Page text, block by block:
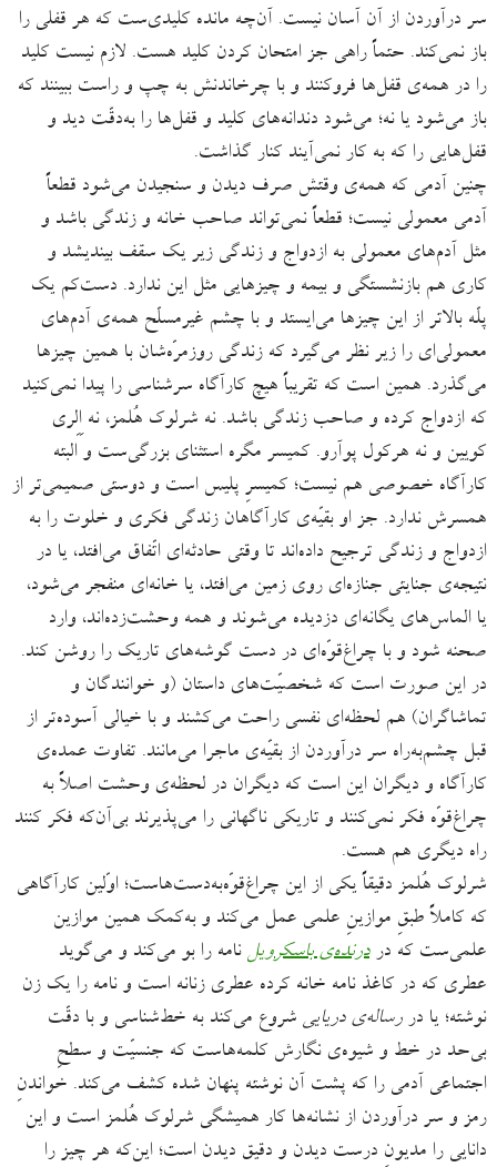
سر درآوردن از آن آسان نیست. آن‌چه مانده کلیدی‌ست که هر قفلی را
باز نمی‌کند. حتماً راهی جز امتحان کردن کلید هست. لازم نیست کلید
را در همه‌ی قفل‌ها فروکنند و با چرخاندنش به چپ و راست ببینند که
باز می‌شود یا نه؛ می‌شود دندانه‌های کلید و قفل‌ها را به‌دقّت دید و
قفل‌هایی را که به کار نمی‌آیند کنار گذاشت.
چنین آدمی که همه‌ی وقتش صرف دیدن و سنجیدن می‌شود قطعاً
آدمی معمولی نیست؛ قطعاً نمی‌تواند صاحب خانه و زندگی باشد و
مثل آدم‌های معمولی به ازدواج و زندگی زیر یک سقف بیندیشد و
کاری هم بازنشستگی و بیمه و چیزهایی مثل این ندارد. دست‌کم یک
پلّه بالاتر از این‌ چیزها می‌ایستد و با چشم غیرمسلّح همه‌ی آدم‌های
معمولی‌ای را زیر نظر می‌گیرد که زندگی روزمرّه‌شان با همین چیزها
می‌گذرد. همین است که تقریباً هیچ کارآگاه سرشناسی را پیدا نمی‌کنید
که ازدواج کرده و صاحب زندگی باشد. نه شرلوک هُلمز، نه اِلِری
کویین و نه هرکول پوآرو. کمیسر مگره استثنای بزرگی‌ست و البته
کارآگاه خصوصی هم نیست؛ کمیسرِ پلیس است و دوستی صمیمی‌تر از
همسرش ندارد. جز او بقیّه‌ی کارآگاهان زندگی فکری و خلوت را به
ازدواج و زندگی ترجیح داده‌اند تا وقتی حادثه‌ای اتّفاق می‌افتد، یا در
نتیجه‌ی جنایتی جنازه‌ای روی زمین می‌افتد، یا خانه‌ای منفجر می‌شود،
یا الماس‌های یگانه‌ای دزدیده می‌شوند و همه وحشت‌زده‌اند، وارد
صحنه شود و با چراغ‌قوّه‌ای در دست گوشه‌های تاریک را روشن کند.
در این صورت است که شخصیّت‌های داستان (و خوانندگان و
تماشاگران) هم لحظه‌ای نفسی راحت می‌کشند و با خیالی آسوده‌تر از
قبل چشم‌به‌راه سر درآوردن از بقیّه‌ی ماجرا می‌مانند. تفاوت عمده‌ی
کارآگاه و دیگران این است که دیگران در لحظه‌ی وحشت اصلاً به
چراغ‌قوّه فکر نمی‌کنند و تاریکی ناگهانی را می‌پذیرند بی‌آن‌که فکر کنند
راه دیگری هم هست.
شرلوک هُلمز دقیقاً یکی از این چراغ‌قوّه‌به‌دست‌هاست؛ اوّلین کارآگاهی‌
که کاملاً طبقِ موازینِ علمی عمل می‌کند و به‌کمک همین موازین
علمی‌ست که دردرنده‌ی باسکرویل نامه را بو می‌کند و می‌گوید
عطری که در کاغذ نامه خانه کرده عطری زنانه است و نامه را یک زن
نوشته؛ یا دررساله‌‌ی دریایی شروع می‌کند به خط‌شناسی و با دقّت
بی‌حد در خط و شیوه‌ی نگارش کلمه‌هاست که جنسیّت و سطحِ
اجتماعی آدمی را که پشت آن نوشته پنهان شده کشف می‌کند. خواندنِ
رمز و سر درآوردن از نشانه‌ها کار همیشگی شرلوک هُلمز است و این
دانایی را مدیونِ درست دیدن و دقیق دیدن است؛ این‌که هر چیز را